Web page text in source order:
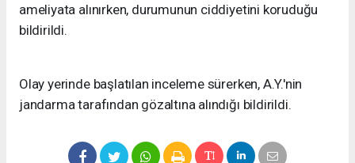
ameliyata alınırken, durumunun ciddiyetini koruduğu
bildirildi.
Olay yerinde başlatılan inceleme sürerken, A.Y.'nin
jandarma tarafından gözaltına alındığı bildirildi.